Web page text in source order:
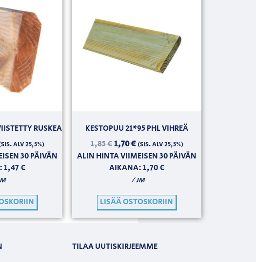
RUSKEA
ALV 25,5%)
30 PÄIVÄN
1,47€
KESTOPUU 21*95 PHL VIHREÄ
1,85€1,70€ (SIS. ALV 25,5%)
ALIN HINTA VIIMEISEN 30 PÄIVÄN
AIKANA:1,70€
/ JM
LISÄÄ OSTOSKORIIN
TILAA UUTISKIRJEEMME